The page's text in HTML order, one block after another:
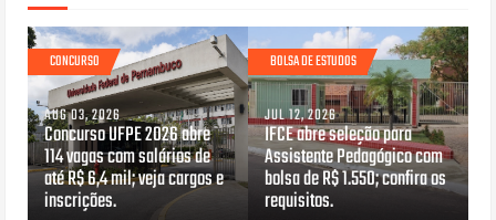
CONCURSO
AUG 03, 2026
Concurso UFPE 2026 abre
114 vagas com salários de
até R$ 6,4 mil; veja cargos e
inscrições.
BOLSA DE ESTUDOS
JUL 12, 2026
IFCE abre seleção para
Assistente Pedagógico com
bolsa de R$ 1.550; confira os
requisitos.